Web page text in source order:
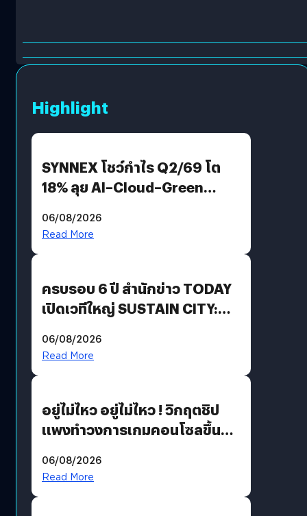
Highlight
SYNNEX โชว์กำไร Q2/69 โต
18% ลุย AI–Cloud–Green
Revenue เร่งเครื่อง New
06/08/2026
Read More
ครบรอบ 6 ปี สำนักข่าว TODAY
เปิดเวทีใหญ่ SUSTAIN CITY:
แนวทางปรับตัวสู่เศรษฐกิจสี
06/08/2026
Read More
อยู่ไม่ไหว อยู่ไม่ไหว ! วิกฤตชิป
แพงทำวงการเกมคอนโซลขึ้น
?
06/08/2026
Read More